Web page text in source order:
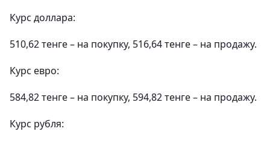
Курс доллара:
510,62 тенге – на покупку, 516,64 тенге – на продажу.
Курс евро:
584,82 тенге – на покупку, 594,82 тенге – на продажу.
Курс рубля: